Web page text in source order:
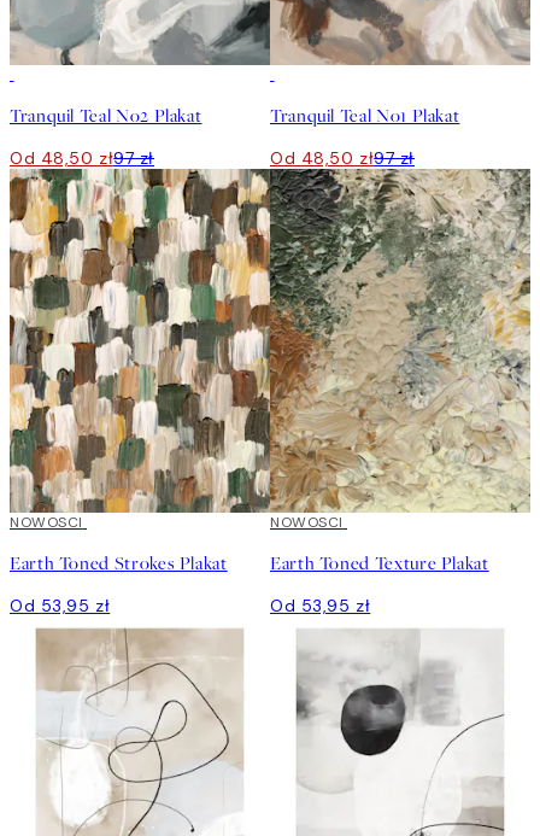
Tranquil Teal No2 Plakat
Od 48,50 zł97 zł
Tranquil Teal No1 Plakat
Od 48,50 zł97 zł
NOWOSCI
Earth Toned Strokes Plakat
Od 53,95 zł
NOWOSCI
Earth Toned Texture Plakat
Od 53,95 zł